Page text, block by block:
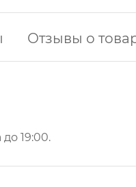
Отзывы о
19:00.